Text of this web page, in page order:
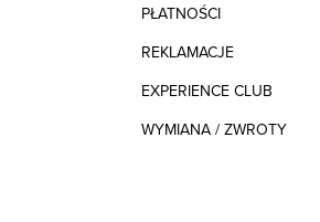
PŁATNOŚCI
REKLAMACJE
EXPERIENCE CLUB
WYMIANA / ZWROTY